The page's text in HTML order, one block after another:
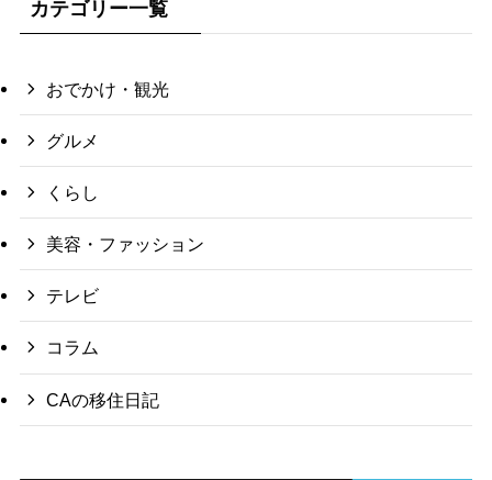
カテゴリー一覧
おでかけ・観光
グルメ
くらし
美容・ファッション
テレビ
コラム
CAの移住日記